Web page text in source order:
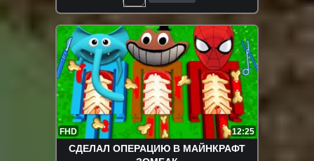
FHD 12:25
СДЕЛАЛ ОПЕРАЦИЮ В МАЙНКРАФТ